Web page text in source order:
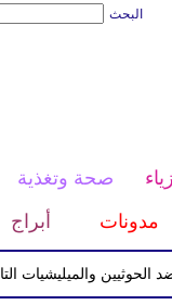
البحث
أزياء صحة وتغذية
مدونات أبراج
والميليشيات التابعة لهم